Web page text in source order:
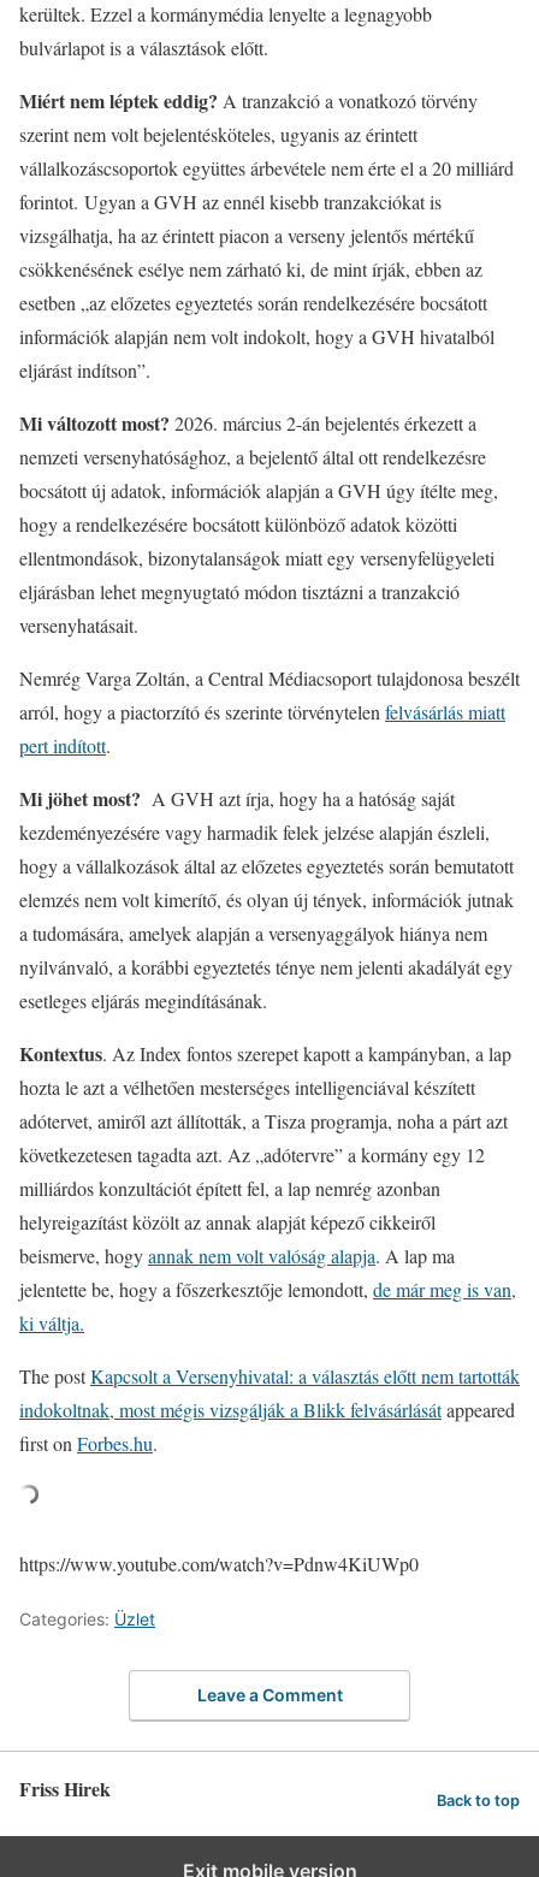
kerültek. Ezzel a kormánymédia lenyelte a legnagyobb
bulvárlapot is a választások előtt.
Miért nem léptek eddig? A tranzakció a vonatkozó törvény
szerint nem volt bejelentésköteles, ugyanis az érintett
vállalkozáscsoportok együttes árbevétele nem érte el a 20 milliárd
forintot. Ugyan a GVH az ennél kisebb tranzakciókat is
vizsgálhatja, ha az érintett piacon a verseny jelentős mértékű
csökkenésének esélye nem zárható ki, de mint írják, ebben az
esetben „az előzetes egyeztetés során rendelkezésére bocsátott
információk alapján nem volt indokolt, hogy a GVH hivatalból
eljárást indítson”.
Mi változott most? 2026. március 2-án bejelentés érkezett a
nemzeti versenyhatósághoz, a bejelentő által ott rendelkezésre
bocsátott új adatok, információk alapján a GVH úgy ítélte meg,
hogy a rendelkezésére bocsátott különböző adatok közötti
ellentmondások, bizonytalanságok miatt egy versenyfelügyeleti
eljárásban lehet megnyugtató módon tisztázni a tranzakció
versenyhatásait.
Nemrég Varga Zoltán, a Central Médiacsoport tulajdonosa beszélt
arról, hogy a piactorzító és szerinte törvénytelen felvásárlás miatt
pert indított.
Mi jöhet most? A GVH azt írja, hogy ha a hatóság saját
kezdeményezésére vagy harmadik felek jelzése alapján észleli,
hogy a vállalkozások által az előzetes egyeztetés során bemutatott
elemzés nem volt kimerítő, és olyan új tények, információk jutnak
a tudomására, amelyek alapján a versenyaggályok hiánya nem
nyilvánvaló, a korábbi egyeztetés ténye nem jelenti akadályát egy
esetleges eljárás megindításának.
Kontextus. Az Index fontos szerepet kapott a kampányban, a lap
hozta le azt a vélhetően mesterséges intelligenciával készített
adótervet, amiről azt állították, a Tisza programja, noha a párt azt
következetesen tagadta azt. Az „adótervre” a kormány egy 12
milliárdos konzultációt épített fel, a lap nemrég azonban
helyreigazítást közölt az annak alapját képező cikkeiről
beismerve, hogyannak nem volt valóság alapja. A lap ma
jelentette be, hogy a főszerkesztője lemondott, de már meg is van,
ki váltja.
The postKapcsolt a Versenyhivatal: a választás előtt nem tartották
indokoltnak, most mégis vizsgálják a Blikk felvásárlásátappeared
first on Forbes.hu.
https://www.youtube.com/watch?v=Pdnw4KiUWp0
Categories: Üzlet
Leave a Comment
Friss Hirek Back to top
Exit mobile version